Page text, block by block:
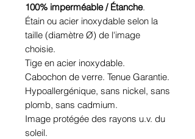
100% imperméable / Étanche.
Étain ou acier inoxydable selon la
taille (diamètre Ø) de l'image
choisie.
Tige en acier inoxydable.
Cabochon de verre. Tenue Garantie.
Hypoallergénique, sans nickel, sans
plomb, sans cadmium.
Image protégée des rayons u.v. du
soleil.